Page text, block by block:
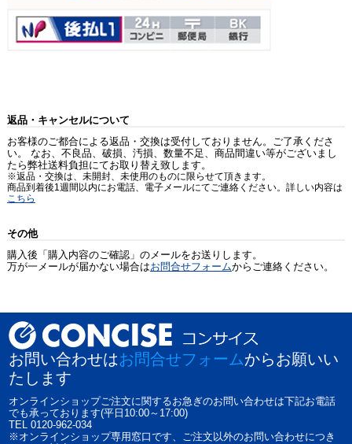
返品・キャンセルについて
お客様のご都合による返品・交換は受付しておりません。ご了承くださ
い。 なお、不良品、破損、汚損、数量不足、商品間違い等がございまし
たら弊社送料負担にてお取り替え致します。
※返品・交換は、未開封、未使用のものに限らせて頂きます。
商品到着後1週間以内にお電話、電子メールにてご連絡ください。詳しい内容は
こちら
その他
購入後「購入内容のご確認」のメールをお送りします。
万が一メールが届かない場合はお問合せフォームからご連絡ください。
お問い合わせはお問合せフォームからお願いい
たします
オンラインショップご注文に関するお急ぎのお問い合わせは下記お電話
でも承っております(平日10:00～17:00)
TEL 0120-962-034
※オンラインショップ専用窓口です、ご注文以外のお問い合わせにつき